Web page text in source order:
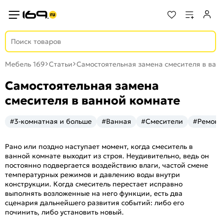
Мебель 169 Статьи Самостоятельная замена смесителя в
Самостоятельная замена
смесителя в ванной комнате
#3-комнатная и больше #Ванная #Смесители
Рано или поздно наступает момент, когда смеситель в
ванной комнате выходит из строя. Неудивительно, ведь он
постоянно подвергается воздействию влаги, частой смене
температурных режимов и давлению воды внутри
конструкции. Когда смеситель перестает исправно
выполнять возложенные на него функции, есть два
сценария дальнейшего развития событий: либо его
починить, либо установить новый.